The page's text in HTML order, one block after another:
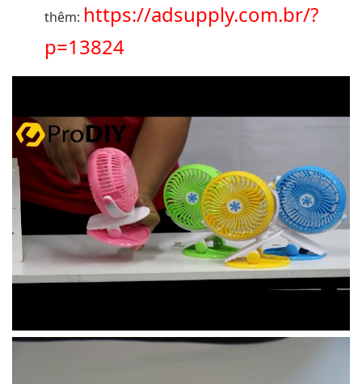
thêm: https://adsupply.com.br/?
p=13824